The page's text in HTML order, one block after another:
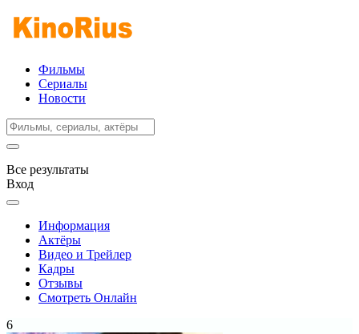
Фильмы
Сериалы
Новости
Все результаты
Вход
Информация
Актёры
Видео и Трейлер
Кадры
Отзывы
Смотреть Онлайн
6